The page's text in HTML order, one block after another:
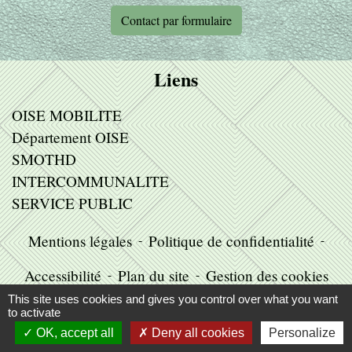
Contact par formulaire
Liens
OISE MOBILITE
Département OISE
SMOTHD
INTERCOMMUNALITE
SERVICE PUBLIC
Mentions légales - Politique de confidentialité -
Accessibilité - Plan du site - Gestion des cookies
Site créé en partenariat avec Réseau des Communes
This site uses cookies and gives you control over what you want
to activate
OK, accept all
Deny all cookies Personalize